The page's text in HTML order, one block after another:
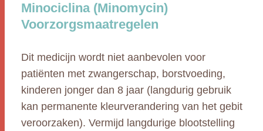
Minociclina (Minomycin)
Voorzorgsmaatregelen
Dit medicijn wordt niet aanbevolen voor
patiënten met zwangerschap, borstvoeding,
kinderen jonger dan 8 jaar (langdurig gebruik
kan permanente kleurverandering van het gebit
veroorzaken). Vermijd langdurige blootstelling